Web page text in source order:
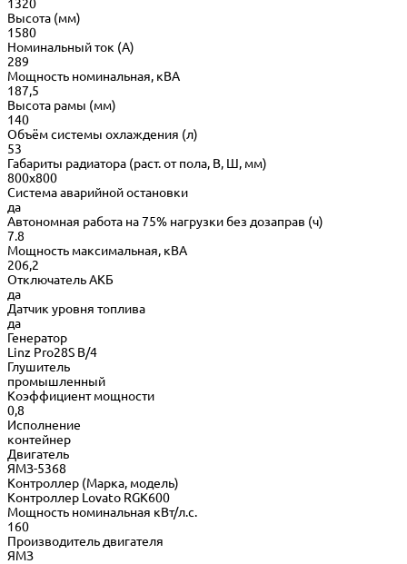
1320
Высота (мм)
1580
Номинальный ток (А)
289
Мощность номинальная, кВА
187,5
Высота рамы (мм)
140
Объём системы охлаждения (л)
53
Габариты радиатора (раст. от пола, В, Ш, мм)
800х800
Система аварийной остановки
да
Автономная работа на 75% нагрузки без дозаправ (ч)
7.8
Мощность максимальная, кВА
206,2
Отключатель АКБ
да
Датчик уровня топлива
да
Генератор
Linz Pro28S B/4
Глушитель
промышленный
Коэффициент мощности
0,8
Исполнение
контейнер
Двигатель
ЯМЗ-5368
Контроллер (Марка, модель)
Контроллер Lovato RGK600
Мощность номинальная кВт/л.с.
160
Производитель двигателя
ЯМЗ